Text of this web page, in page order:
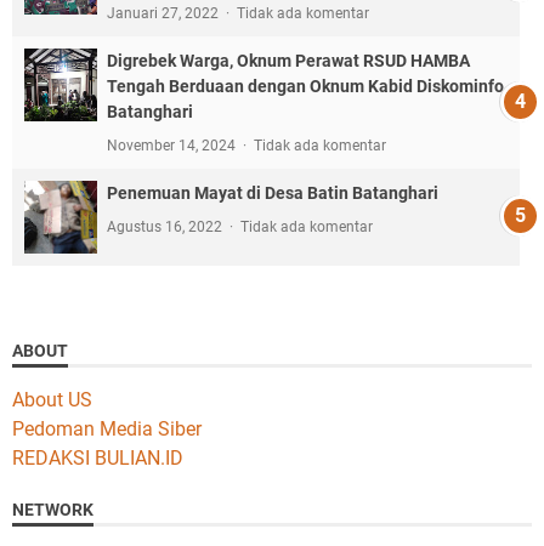
Januari 27, 2022 Tidak ada komentar
Digrebek Warga, Oknum Perawat RSUD HAMBA
Tengah Berduaan dengan Oknum Kabid Diskominfo
Batanghari
November 14, 2024 Tidak ada komentar
Penemuan Mayat di Desa Batin Batanghari
Agustus 16, 2022 Tidak ada komentar
ABOUT
About US
Pedoman Media Siber
REDAKSI BULIAN.ID
NETWORK